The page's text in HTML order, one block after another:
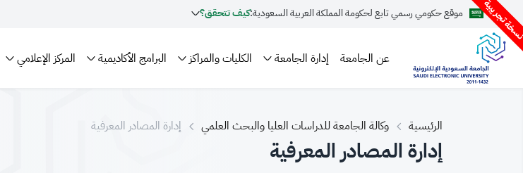
تجريبية موقع حكومي رسمي تابع لحكومة المملكة العربية السعودية:كيف تتحقق؟
عن الجامعة إدارة الجامعة الكليات والمراكز البرامج الأكاديمية المركز الإعلامي
الرئيسية وكالة الجامعة للدراسات العليا والبحث العلمي إدارة المصادر المعرفية
إدارة المصادر المعرفية